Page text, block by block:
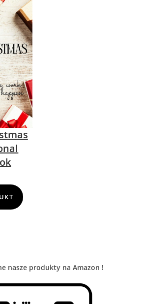
nasze produkty na Amazon !